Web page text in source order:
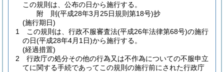
この規則は、公布の日から施行する。
附 則(平成28年3月25日規則第18号)抄
(施行期日)
1
この規則は、行政不服審査法(平成26年法律第68号)の施行
の日(平成28年4月1日)から施行する。
(経過措置)
2
行政庁の処分その他の行為又は不作為についての不服申立
てに関する手続であってこの規則の施行前にされた行政庁